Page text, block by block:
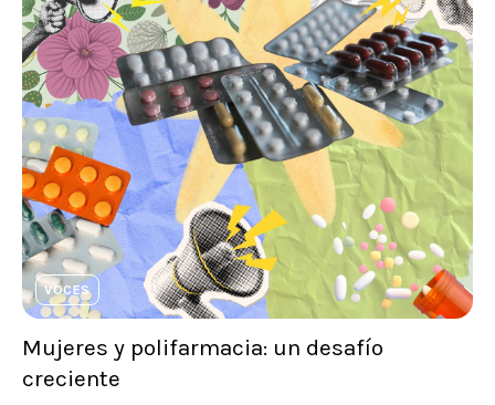
VOCES
Mujeres y polifarmacia: un desafío
creciente